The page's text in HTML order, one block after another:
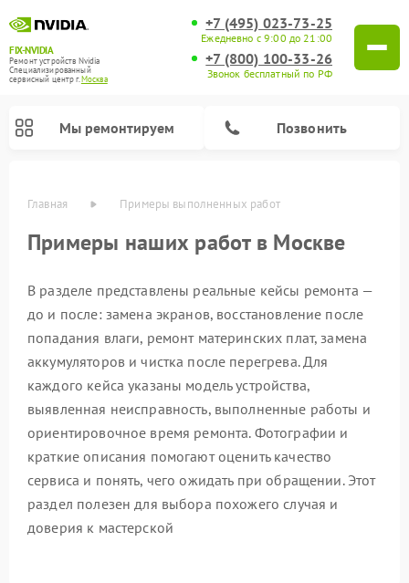
FIX-NVIDIA
Ремонт устройств Nvidia
Специализированный
cервисный центр г.Москва
+7 (495) 023-73-25
Ежедневно с 9:00 до 21:00
+7 (800) 100-33-26
Звонок бесплатный по РФ
Мы ремонтируем Позвонить
Главная Примеры выполненных работ
Примеры наших работ в Москве
В разделе представлены реальные кейсы ремонта —
до и после: замена экранов, восстановление после
попадания влаги, ремонт материнских плат, замена
аккумуляторов и чистка после перегрева. Для
каждого кейса указаны модель устройства,
выявленная неисправность, выполненные работы и
ориентировочное время ремонта. Фотографии и
краткие описания помогают оценить качество
сервиса и понять, чего ожидать при обращении. Этот
раздел полезен для выбора похожего случая и
доверия к мастерской